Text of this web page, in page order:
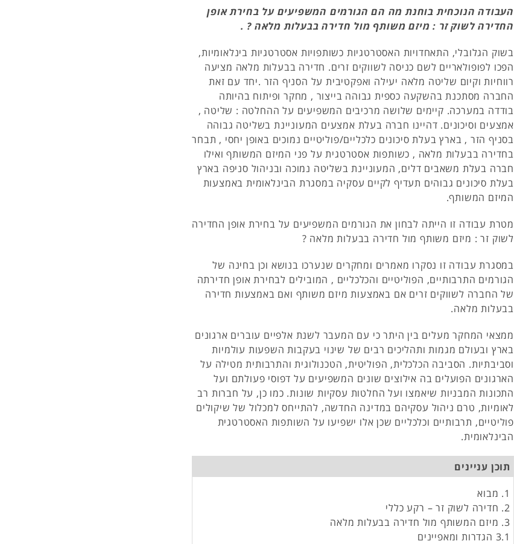
העבודה הנוכחית בוחנת מה הם הגורמים המשפיעים על בחירת אופן
החדירה לשוק זר : מיזם משותף מול חדירה בבעלות מלאה ? .
בשוק הגלובלי, התאחדויות האסטרטגיות כשותפויות אסטרטגיות בינלאומיות,
הפכו לפופולאריים לשם כניסה לשווקים זרים. חדירה בבעלות מלאה מציעה
רווחיות וקיום שליטה מלאה יעילה ואפקטיבית על הסניף הזר .יחד עם זאת
החברה מסתכנת בהשקעה כספית גבוהה בייצור , מחקר ופיתוח בהיותה
בודדה במערכה. קיימים שלושה מרכיבים המשפיעים על ההחלטה : שליטה ,
אמצעים וסיכונים. דהיינו חברה בעלת אמצעים המעוניינת בשליטה גבוהה
בסניף הזר , בארץ בעלת סיכונים כלכליים/פוליטיים נמוכים באופן יחסי , תבחר
בחדירה בבעלות מלאה , כשותפות אסטרטגית על פני המיזם המשותף ואילו
חברה בעלת משאבים דלים, המעוניינת בשליטה נמוכה ובניהול סניפה בארץ
בעלת סיכונים גבוהים תעדיף לקיים עסקיה במסגרת הבינלאומית באמצעות
המיזם המשותף.
מטרת עבודה זו הייתה לבחון את הגורמים המשפיעים על בחירת אופן החדירה
לשוק זר : מיזם משותף מול חדירה בבעלות מלאה ?
במסגרת עבודה זו נסקרו מאמרים ומחקרים שנערכו בנושא וכן בחינה של
הגורמים התרבותיים, הפוליטיים והכלכליים , המובילים לבחירת אופן חדירתה
של החברה לשווקים זרים אם באמצעות מיזם משותף ואם באמצעות חדירה
בבעלות מלאה.
ממצאי המחקר מעלים בין היתר כי עם המעבר לשנת אלפיים עוברים ארגונים
בארץ ובעולם מגמות ותהליכים רבים של שינוי בעקבות השפעות עולמיות
וסביבתיות. הסביבה הכלכלית, הפוליטית, הטכנולוגית והתרבותית מטילה על
הארגונים הפועלים בה אילוצים שונים המשפיעים על דפוסי פעולתם ועל
התכונות המבניות שיאמצו ועל החלטות עסקיות שונות. כמו כן, על חברות רב
לאומיות, טרם ניהול עסקיהם במדינה החדשה, להתייחס למכלול של שיקולים
פוליטיים, תרבותיים וכלכליים שכן אלו ישפיעו על השותפות האסטרטגית
הבינלאומית.
תוכן עניינים
1. מבוא
2. חדירה לשוק זר – רקע כללי
3. מיזם המשותף מול חדירה בבעלות מלאה
3.1 הגדרות ומאפיינים